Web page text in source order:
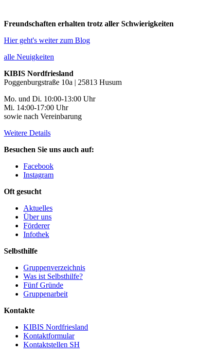
Freundschaften erhalten trotz aller Schwierigkeiten
Hier geht's weiter zum Blog
alle Neuigkeiten
KIBIS Nordfriesland
Poggenburgstraße 10a | 25813 Husum
Mo. und Di. 10:00-13:00 Uhr
Mi. 14:00-17:00 Uhr
sowie nach Vereinbarung
Weitere Details
Besuchen Sie uns auch auf:
Facebook
Instagram
Oft gesucht
Aktuelles
Über uns
Förderer
Infothek
Selbsthilfe
Gruppenverzeichnis
Was ist Selbsthilfe?
Fünf Gründe
Gruppenarbeit
Kontakte
KIBIS Nordfriesland
Kontaktformular
Kontaktstellen SH